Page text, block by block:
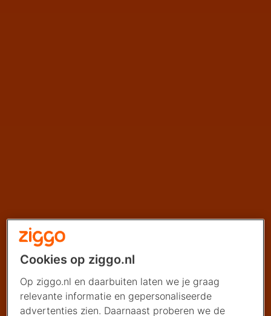
Cookies op ziggo.nl
Op ziggo.nl en daarbuiten laten we je graag
relevante informatie en gepersonaliseerde
advertenties zien. Daarnaast proberen we de